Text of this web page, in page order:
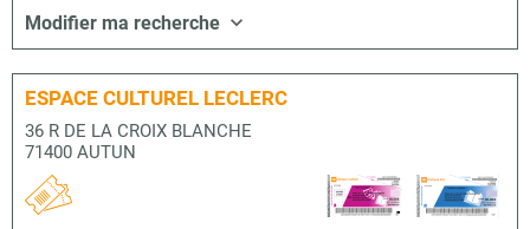
Modifier ma recherche
ESPACE CULTUREL LECLERC
36 R DE LA CROIX BLANCHE
71400 AUTUN